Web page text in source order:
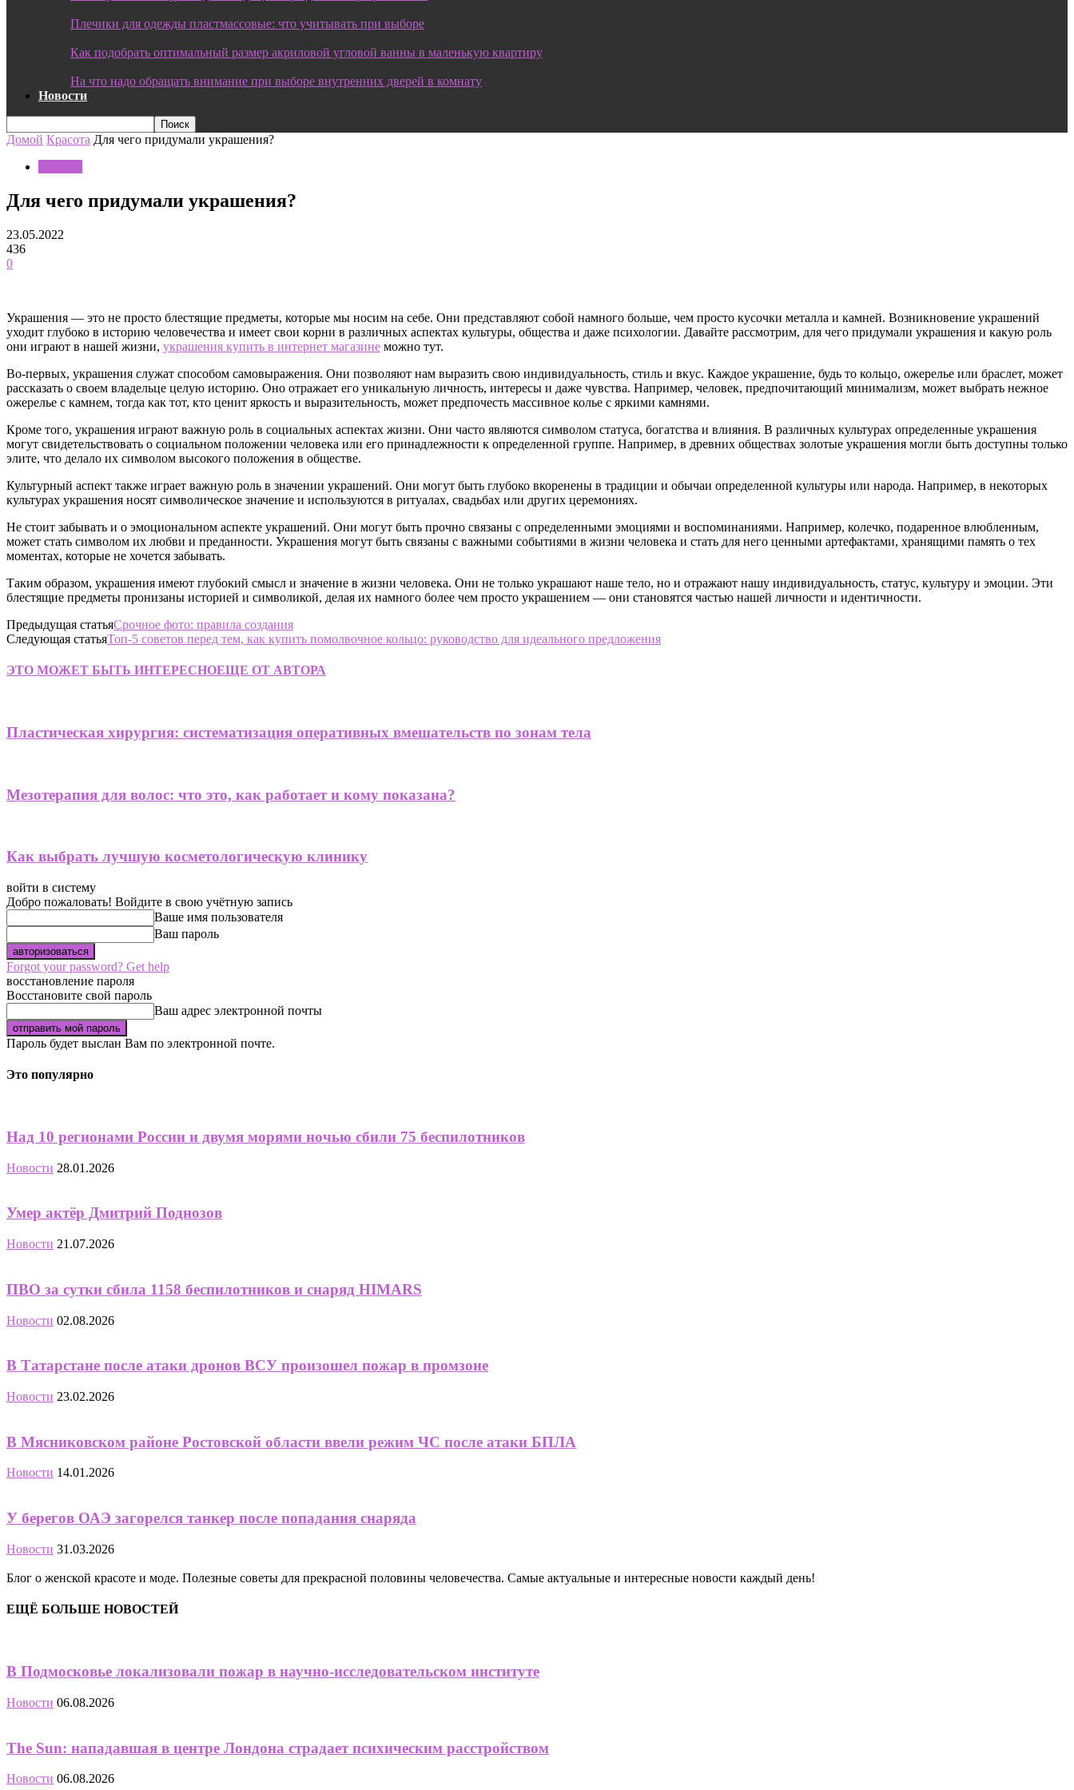
Плечики для одежды пластмассовые: что учитывать при выборе
Как подобрать оптимальный размер акриловой угловой ванны в маленькую квартиру
На что надо обращать внимание при выборе внутренних дверей в комнату
Новости
Домой Красота Для чего придумали украшения?
Для чего придумали украшения?
23.05.2022
436
0
Украшения — это не просто блестящие предметы, которые мы носим на себе. Они представляют собой намного больше, чем просто кусочки металла и камней. Возникновение украшений
уходит глубоко в историю человечества и имеет свои корни в различных аспектах культуры, общества и даже психологии. Давайте рассмотрим, для чего придумали украшения и какую роль
они играют в нашей жизни, украшения купить в интернет магазине можно тут.
Во-первых, украшения служат способом самовыражения. Они позволяют нам выразить свою индивидуальность, стиль и вкус. Каждое украшение, будь то кольцо, ожерелье или браслет, может
рассказать о своем владельце целую историю. Оно отражает его уникальную личность, интересы и даже чувства. Например, человек, предпочитающий минимализм, может выбрать нежное
ожерелье с камнем, тогда как тот, кто ценит яркость и выразительность, может предпочесть массивное колье с яркими камнями.
Кроме того, украшения играют важную роль в социальных аспектах жизни. Они часто являются символом статуса, богатства и влияния. В различных культурах определенные украшения
могут свидетельствовать о социальном положении человека или его принадлежности к определенной группе. Например, в древних обществах золотые украшения могли быть доступны только
элите, что делало их символом высокого положения в обществе.
Культурный аспект также играет важную роль в значении украшений. Они могут быть глубоко вкоренены в традиции и обычаи определенной культуры или народа. Например, в некоторых
культурах украшения носят символическое значение и используются в ритуалах, свадьбах или других церемониях.
Не стоит забывать и о эмоциональном аспекте украшений. Они могут быть прочно связаны с определенными эмоциями и воспоминаниями. Например, колечко, подаренное влюбленным,
может стать символом их любви и преданности. Украшения могут быть связаны с важными событиями в жизни человека и стать для него ценными артефактами, хранящими память о тех
моментах, которые не хочется забывать.
Таким образом, украшения имеют глубокий смысл и значение в жизни человека. Они не только украшают наше тело, но и отражают нашу индивидуальность, статус, культуру и эмоции. Эти
блестящие предметы пронизаны историей и символикой, делая их намного более чем просто украшением — они становятся частью нашей личности и идентичности.
Предыдущая статьяСрочное фото: правила создания
Следующая статьяТоп-5 советов перед тем, как купить помолвочное кольцо: руководство для идеального предложения
ЭТО МОЖЕТ БЫТЬ ИНТЕРЕСНОЕЩЕ ОТ АВТОРА
Пластическая хирургия: систематизация оперативных вмешательств по зонам тела
Мезотерапия для волос: что это, как работает и кому показана?
Как выбрать лучшую косметологическую клинику
войти в систему
Добро пожаловать! Войдите в свою учётную запись
Ваше имя пользователя
Ваш пароль
Forgot your password? Get help
восстановление пароля
Восстановите свой пароль
Ваш адрес электронной почты
Пароль будет выслан Вам по электронной почте.
Это популярно
Над 10 регионами России и двумя морями ночью сбили 75 беспилотников
Новости 28.01.2026
Умер актёр Дмитрий Поднозов
Новости 21.07.2026
ПВО за сутки сбила 1158 беспилотников и снаряд HIMARS
Новости 02.08.2026
В Татарстане после атаки дронов ВСУ произошел пожар в промзоне
Новости 23.02.2026
В Мясниковском районе Ростовской области ввели режим ЧС после атаки БПЛА
Новости 14.01.2026
У берегов ОАЭ загорелся танкер после попадания снаряда
Новости 31.03.2026
Блог о женской красоте и моде. Полезные советы для прекрасной половины человечества. Самые актуальные и интересные новости каждый день!
ЕЩЁ БОЛЬШЕ НОВОСТЕЙ
В Подмосковье локализовали пожар в научно-исследовательском институте
Новости 06.08.2026
The Sun: нападавшая в центре Лондона страдает психическим расстройством
Новости 06.08.2026